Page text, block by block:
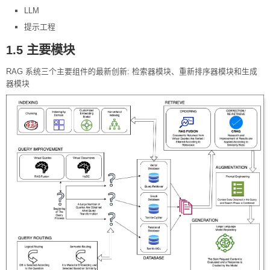
LLM
提示工程
1.5 主要模块
RAG 系统三个主要组件的最新创新: 检索器模块、重新排序器模块和生成
器模块